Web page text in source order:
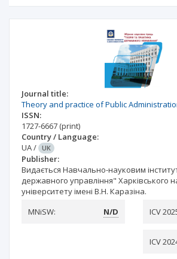
Journal title:
Theory and practice of Public
ISSN:
1727-6667 (print)
Country / Language:
UA/ UK
Publisher:
Видається Навчально-науковим
державного управління" Харківського
університету імені В.Н. Каразіна.
MNiSW:
N/D ICV
ICV